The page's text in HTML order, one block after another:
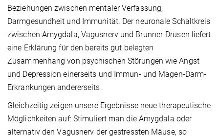
Beziehungen zwischen mentaler Verfassung,
Darmgesundheit und Immunität. Der neuronale Schaltkreis
zwischen Amygdala, Vagusnerv und Brunner-Drüsen liefert
eine Erklärung für den bereits gut belegten
Zusammenhang von psychischen Störungen wie Angst
und Depression einerseits und Immun- und Magen-Darm-
Erkrankungen andererseits.
Gleichzeitig zeigen unsere Ergebnisse neue therapeutische
Möglichkeiten auf: Stimuliert man die Amygdala oder
alternativ den Vagusnerv der gestressten Mäuse, so